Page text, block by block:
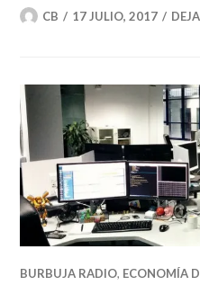
CB 17 JULIO, 2017
BURBUJA RADIO, ECONOMÍA